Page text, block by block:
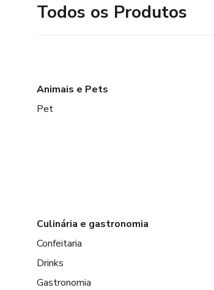
Todos os Produtos
Animais e Pets
Pet
Culinária e gastronomia
Confeitaria
Drinks
Gastronomia